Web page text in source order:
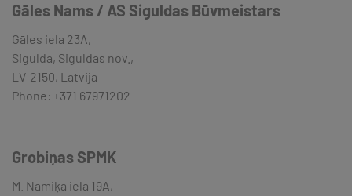
Gāles Nams / AS Siguldas Būvmeistars
Gāles iela 23A,
Sigulda, Siguldas nov.,
LV-2150, Latvija
Phone: +371 67971202
Grobiņas SPMK
M. Namiķa iela 19A,